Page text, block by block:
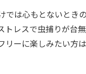
では心もとないとき
トレスで虫捕りが台
リーに楽しみたい方